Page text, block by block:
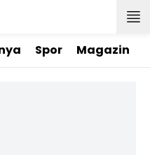
Spor Magazin